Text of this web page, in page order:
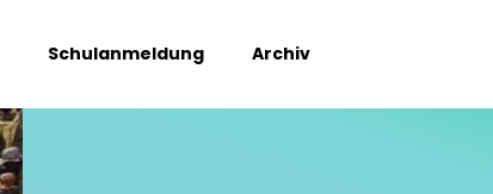
Schulanmeldung Archiv